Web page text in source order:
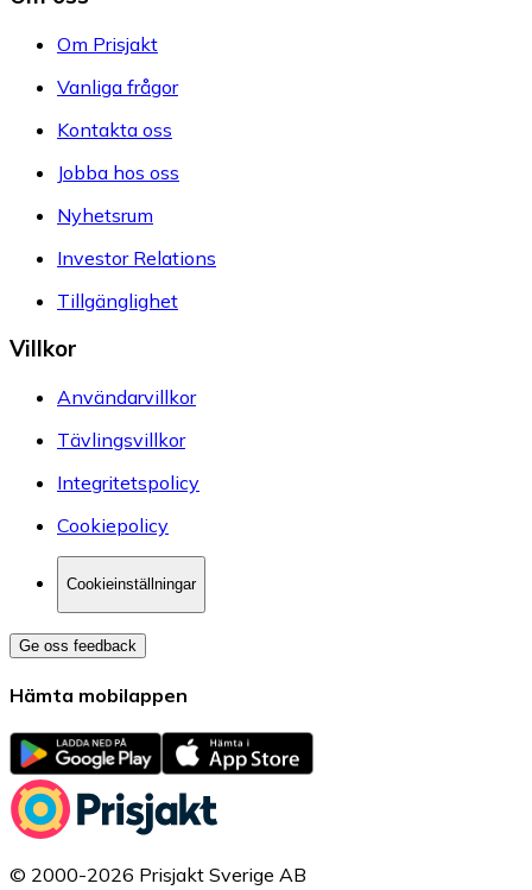
Om Prisjakt
Vanliga frågor
Kontakta oss
Jobba hos oss
Nyhetsrum
Investor Relations
Tillgänglighet
Villkor
Användarvillkor
Tävlingsvillkor
Integritetspolicy
Cookiepolicy
Cookieinställningar
Ge oss feedback
Hämta mobilappen
© 2000-2026 Prisjakt Sverige AB